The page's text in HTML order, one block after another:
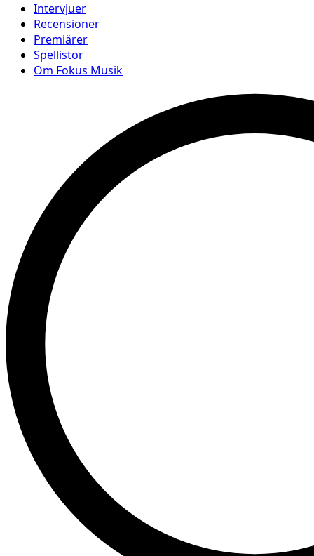
Intervjuer
Recensioner
Premiärer
Spellistor
Om Fokus Musik